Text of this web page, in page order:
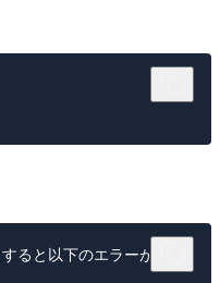
ると以下のエラーが出る